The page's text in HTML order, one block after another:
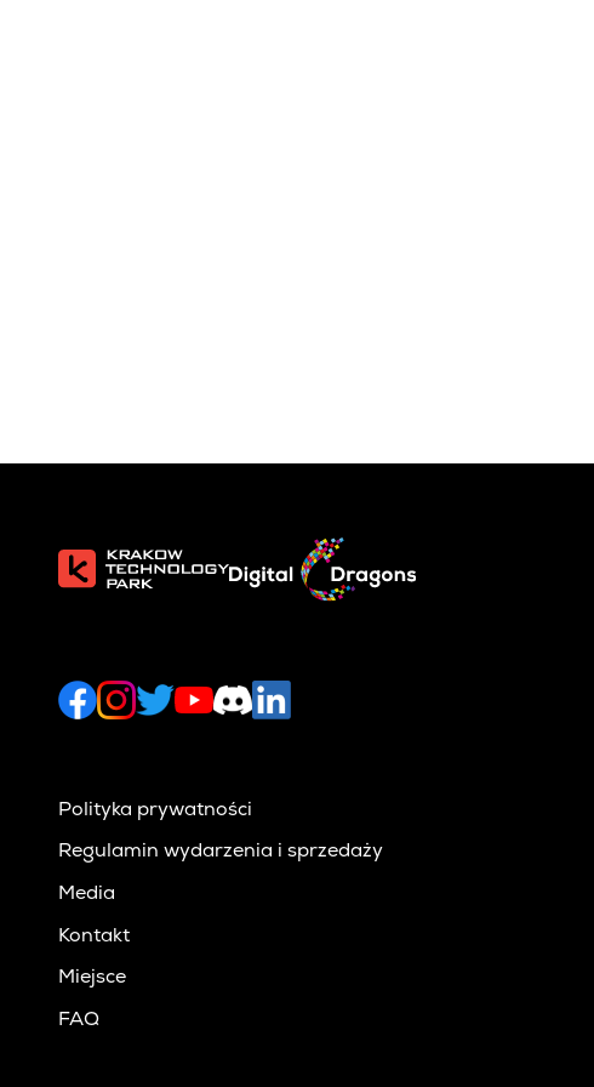
Polityka prywatności
Regulamin wydarzenia i sprzedaży
Media
Kontakt
Miejsce
FAQ